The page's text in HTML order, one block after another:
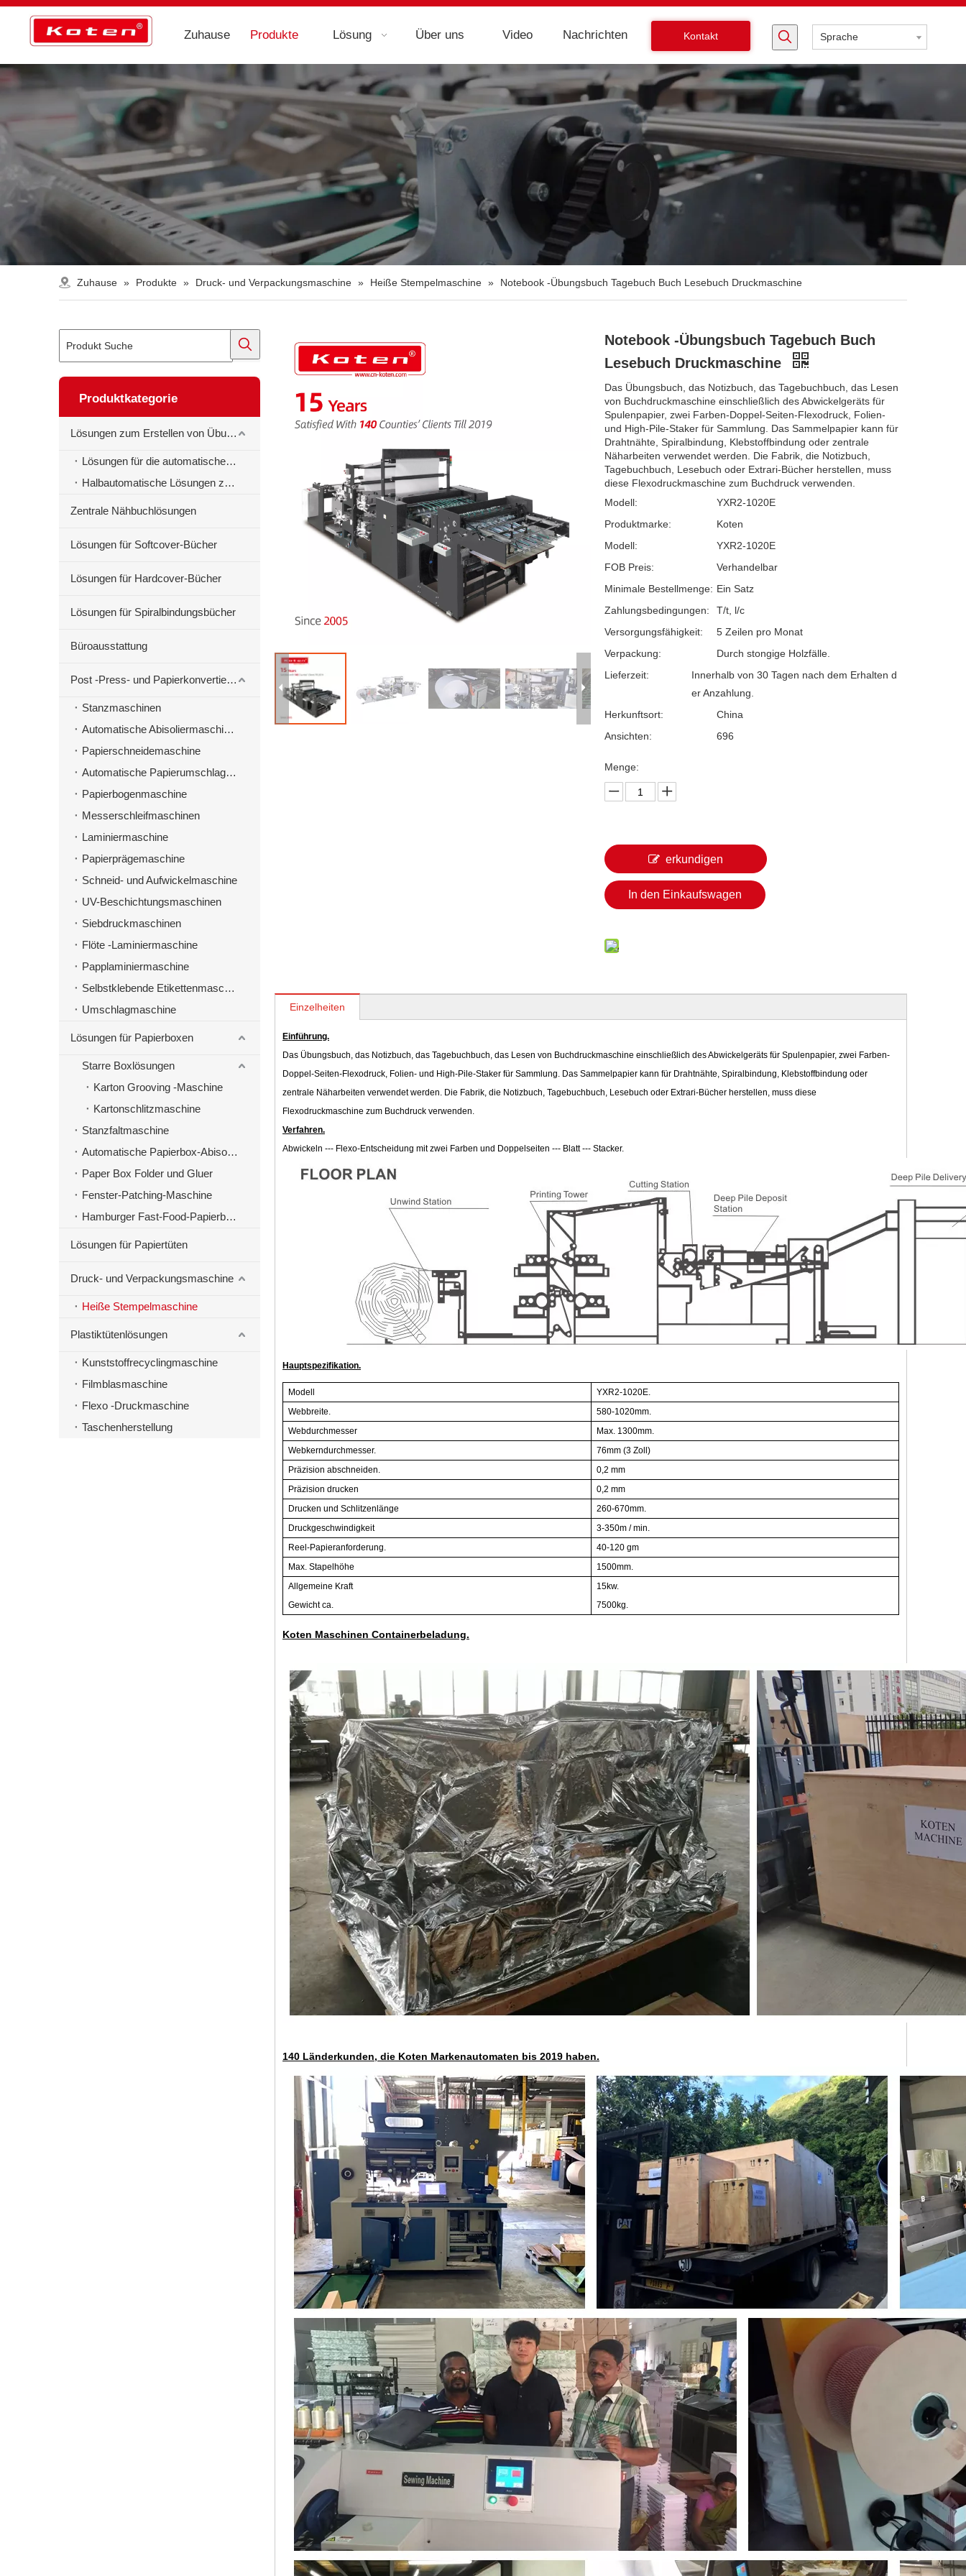
Zuhause Produkte Lösung Über uns Video Nachrichten Kontakt Sprache
Zuhause » Produkte » Druck- und Verpackungsmaschine » Heiße Stempelmaschine » Notebook -Übungsbuch Tagebuch Buch Lesebuch Druckmaschine
Produktkategorie
Lösungen zum Erstellen von Übungsbüchern
Lösungen für die automatische Erstellung von Schulheften
Halbautomatische Lösungen zur Erstellung von Schulheften
Zentrale Nähbuchlösungen
Lösungen für Softcover-Bücher
Lösungen für Hardcover-Bücher
Lösungen für Spiralbindungsbücher
Büroausstattung
Post -Press- und Papierkonvertierungsmaschinen
Stanzmaschinen
Automatische Abisoliermaschine zum Stanzen von Material
Papierschneidemaschine
Automatische Papierumschlagmaschine
Papierbogenmaschine
Messerschleifmaschinen
Laminiermaschine
Papierprägemaschine
Schneid- und Aufwickelmaschine
UV-Beschichtungsmaschinen
Siebdruckmaschinen
Flöte -Laminiermaschine
Papplaminiermaschine
Selbstklebende Etikettenmaschinen
Umschlagmaschine
Lösungen für Papierboxen
Starre Boxlösungen
Karton Grooving -Maschine
Kartonschlitzmaschine
Stanzfaltmaschine
Automatische Papierbox-Abisoliermaschine
Paper Box Folder und Gluer
Fenster-Patching-Maschine
Hamburger Fast-Food-Papierbox-Herstellungsmaschine
Lösungen für Papiertüten
Druck- und Verpackungsmaschine
Heiße Stempelmaschine
Plastiktütenlösungen
Kunststoffrecyclingmaschine
Filmblasmaschine
Flexo -Druckmaschine
Taschenherstellung
Notebook -Übungsbuch Tagebuch Buch
Lesebuch Druckmaschine
Das Übungsbuch, das Notizbuch, das Tagebuchbuch, das Lesen
von Buchdruckmaschine einschließlich des Abwickelgeräts für
Spulenpapier, zwei Farben-Doppel-Seiten-Flexodruck, Folien-
und High-Pile-Staker für Sammlung. Das Sammelpapier kann für
Drahtnähte, Spiralbindung, Klebstoffbindung oder zentrale
Näharbeiten verwendet werden. Die Fabrik, die Notizbuch,
Tagebuchbuch, Lesebuch oder Extrari-Bücher herstellen, muss
diese Flexodruckmaschine zum Buchdruck verwenden.
Modell:
YXR2-1020E
Produktmarke:
Koten
Modell:
YXR2-1020E
FOB Preis:
Verhandelbar
Minimale Bestellmenge: Ein Satz
Zahlungsbedingungen:
T/t, l/c
Versorgungsfähigkeit:
5 Zeilen pro Monat
Verpackung:
Durch stongige Holzfälle.
Lieferzeit:
Innerhalb von 30 Tagen nach dem Erhalten d
er Anzahlung.
Herkunftsort:
China
Ansichten:
696
Menge:
erkundigen
In den Einkaufswagen
Einzelheiten
Einführung.
Das Übungsbuch, das Notizbuch, das Tagebuchbuch, das Lesen von Buchdruckmaschine einschließlich des Abwickelgeräts für Spulenpapier, zwei Farben-
Doppel-Seiten-Flexodruck, Folien- und High-Pile-Staker für Sammlung. Das Sammelpapier kann für Drahtnähte, Spiralbindung, Klebstoffbindung oder
zentrale Näharbeiten verwendet werden. Die Fabrik, die Notizbuch, Tagebuchbuch, Lesebuch oder Extrari-Bücher herstellen, muss diese
Flexodruckmaschine zum Buchdruck verwenden.
Verfahren.
Abwickeln --- Flexo-Entscheidung mit zwei Farben und Doppelseiten --- Blatt --- Stacker.
Hauptspezifikation.
Modell
YXR2-1020E.
Webbreite.
580-1020mm.
Webdurchmesser
Max. 1300mm.
Webkerndurchmesser.
76mm (3 Zoll)
Präzision abschneiden.
0,2 mm
Präzision drucken
0,2 mm
Drucken und Schlitzenlänge
260-670mm.
Druckgeschwindigkeit
3-350m / min.
Reel-Papieranforderung.
40-120 gm
Max. Stapelhöhe
1500mm.
Allgemeine Kraft
15kw.
Gewicht ca.
7500kg.
Koten Maschinen Containerbeladung.
140 Länderkunden, die Koten Markenautomaten bis 2019 haben.